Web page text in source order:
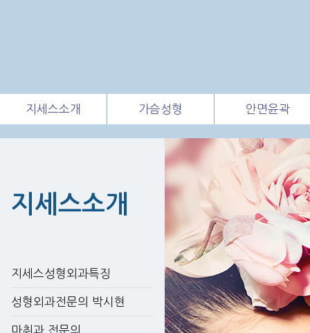
지세스소개 가슴성형 안면윤곽
지세스소개
지세스성형외과특징
성형외과전문의 박시현
마취과 전문의